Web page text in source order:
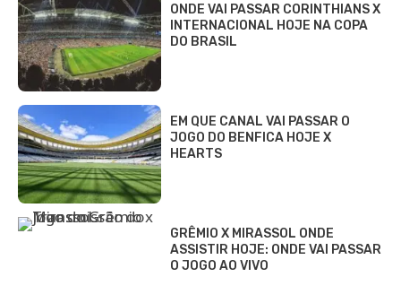
ONDE VAI PASSAR CORINTHIANS X
INTERNACIONAL HOJE NA COPA
DO BRASIL
EM QUE CANAL VAI PASSAR O
JOGO DO BENFICA HOJE X
HEARTS
GRÊMIO X MIRASSOL ONDE
ASSISTIR HOJE: ONDE VAI PASSAR
O JOGO AO VIVO